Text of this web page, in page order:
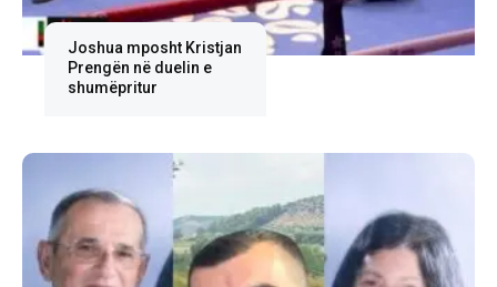
Joshua mposht Kristjan
Prengën në duelin e
shumëpritur